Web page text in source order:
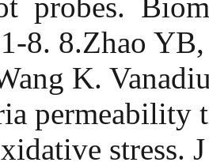
8. 8.Zhao
K.
permeability
stress.